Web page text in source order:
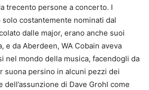
trecento persone a concerto. I
solo costantemente nominati dal
dalle major, erano anche suoi
e da Aberdeen, WA Cobain aveva
nel mondo della musica, facendogli da
suona persino in alcuni pezzi dei
dell’assunzione di Dave Grohl come